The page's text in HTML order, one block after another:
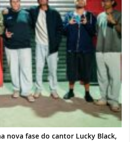
nova fase do cantor Lucky Black,